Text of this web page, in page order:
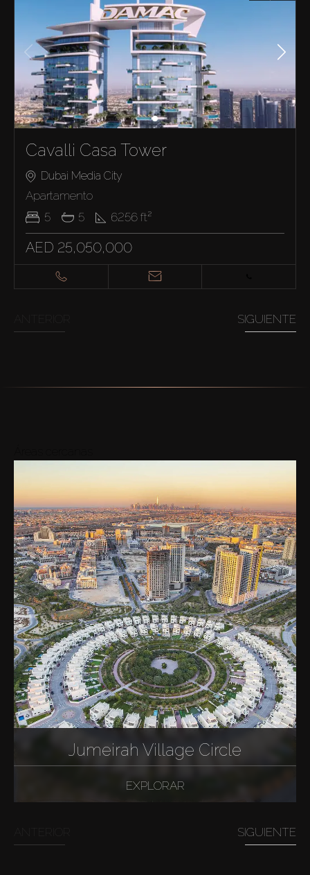
Cavalli Casa Tower
Dubai Media City
Apartamento
5
5 6256 ft²
AED 25,050,000
SIGUIENTE
Jumeirah Village Circle
EXPLORAR
SIGUIENTE